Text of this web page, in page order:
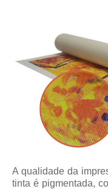
A qualidade da
tinta é pigmentada,